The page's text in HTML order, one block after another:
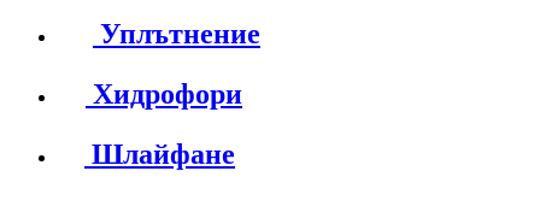
Уплътнение
Хидрофори
Шлайфане